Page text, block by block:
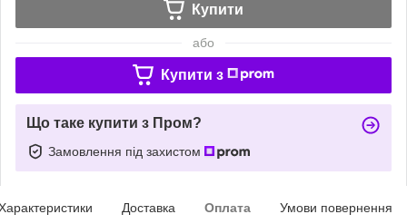
Купити
або
Купити з
Що таке купити з Пром?
Замовлення під захистом
Доставка Оплата Умови повернення